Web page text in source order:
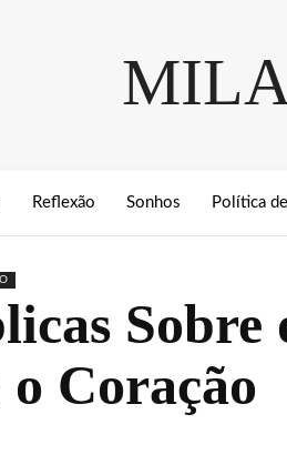
Reflexão Sonhos Política
Coração